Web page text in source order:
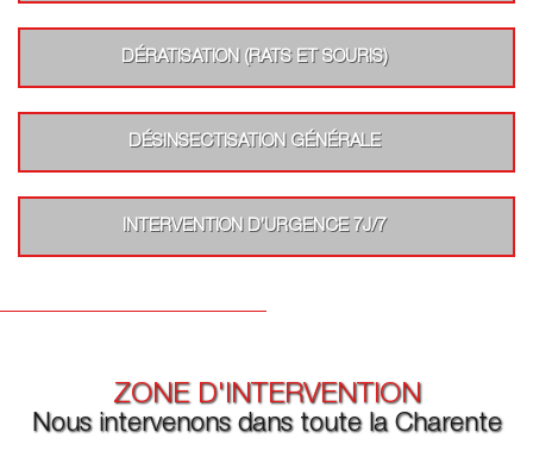
DÉRATISATION (RATS ET SOURIS)
DÉSINSECTISATION GÉNÉRALE
INTERVENTION D’URGENCE 7J/7
ZONE D'INTERVENTION
Nous intervenons dans toute la Charente